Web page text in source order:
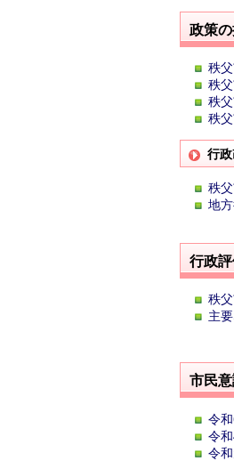
政策
秩
秩
秩
秩
行
秩
地
行政
秩
主
市民
令
令
令